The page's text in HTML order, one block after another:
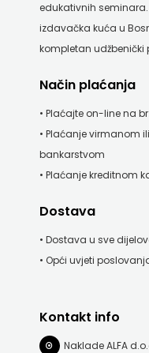
grupa
d.o.o.
TERAPIJA,
ZAGREB
Twins
GLUTEN
edukativnih
izdavačka kuća u
kompletan udžbenički
Način plaćanja
• Plaćajte on-line na
• Plaćanje virmanom
bankarstvom
• Plaćanje kreditnom
Dostava
• Dostava u sve
• Opći uvjeti
Kontakt info
Naklade ALFA